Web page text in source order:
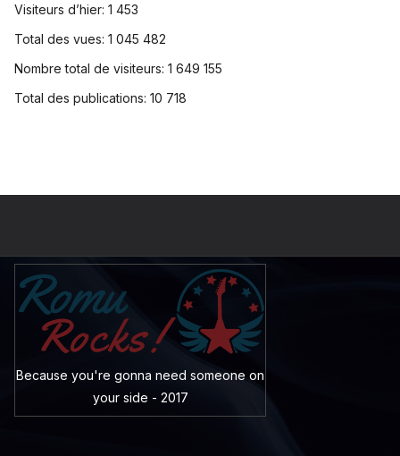
Visiteurs d’hier: 1 453
Total des vues: 1 045 482
Nombre total de visiteurs: 1 649 155
Total des publications: 10 718
Because you're gonna need someone on
your side - 2017